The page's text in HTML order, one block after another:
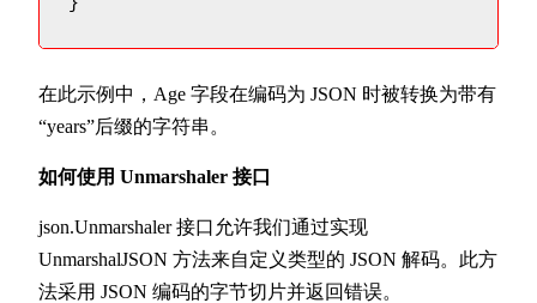
}
在此示例中，Age 字段在编码为 JSON 时被转换为带有
“years”后缀的字符串。
如何使用 Unmarshaler 接口
json.Unmarshaler 接口允许我们通过实现
UnmarshalJSON 方法来自定义类型的 JSON 解码。此方
法采用 JSON 编码的字节切片并返回错误。